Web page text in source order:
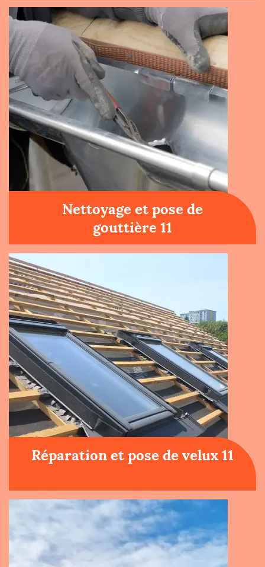
Nettoyage et pose de
gouttière 11
Réparation et pose de velux 11